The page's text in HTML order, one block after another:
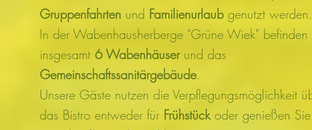
Gruppenfahrten und Familienurlaubgenutzt werden.
In der Wabenhausherberge "Grüne Wiek" befinden
insgesamt 6 Wabenhäuserund das
Gemeinschaftssanitärgebäude.
Unsere Gäste nutzen die Verpflegungsmöglichkeit
das Bistro entweder für Frühstückoder genießen Sie